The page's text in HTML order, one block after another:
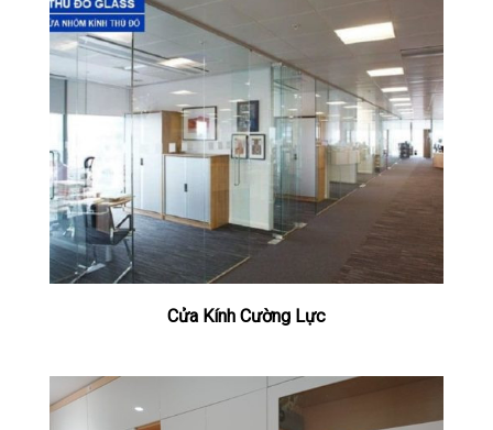
Cửa Kính Cường Lực